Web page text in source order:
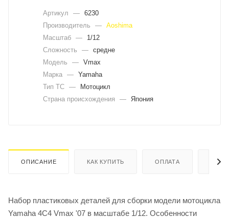
Артикул — 6230
Производитель
— Aoshima
Масштаб —
1/12
Сложность
— средне
Модель
— Vmax
Марка — Yamaha
Тип ТС —
Мотоцикл
Страна происхождения
— Япония
ОПИСАНИЕ КАК КУПИТЬ ОПЛАТА
Набор пластиковых деталей для сборки модели мотоцикла
Yamaha 4C4 Vmax '07 в масштабе 1/12. Особенности